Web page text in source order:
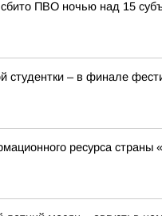
ПВО ночью над 15
студентки – в финале
ресурса